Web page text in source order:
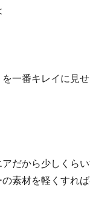
一番キレイに見
だから少しくら
素材を軽くすれ